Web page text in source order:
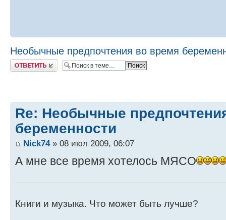
Необычные предпочтения во время
Ответить
Re: Необычные
беременности
Nick74» 08 июл 2009, 06:07
А мне все время хотелось МЯСО
Книги и музыка. Что может быть лучше?